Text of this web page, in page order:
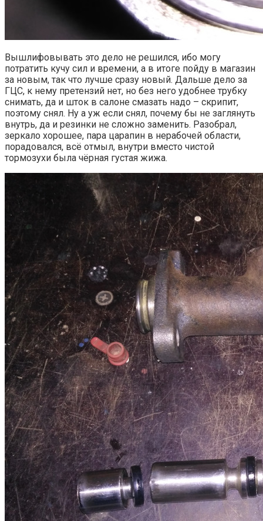
Вышлифовывать это дело не решился, ибо могу
потратить кучу сил и времени, а в итоге пойду в магазин
за новым, так что лучше сразу новый. Дальше дело за
ГЦС, к нему претензий нет, но без него удобнее трубку
снимать, да и шток в салоне смазать надо – скрипит,
поэтому снял. Ну а уж если снял, почему бы не заглянуть
внутрь, да и резинки не сложно заменить. Разобрал,
зеркало хорошее, пара царапин в нерабочей области,
порадовался, всё отмыл, внутри вместо чистой
тормозухи была чёрная густая жижа.